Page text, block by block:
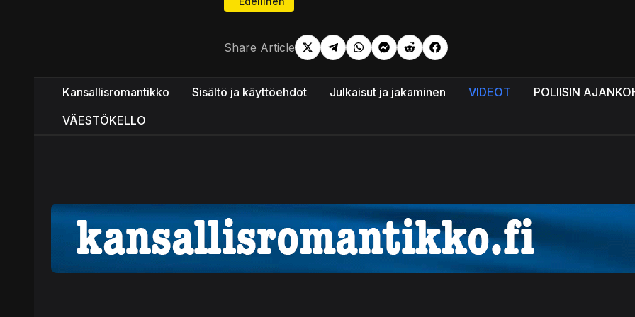
Share Article
Kansallisromantikko Sisältö ja käyttöehdot Julkaisut ja jakaminen VIDEOT POLIISIN
VÄESTÖKELLO